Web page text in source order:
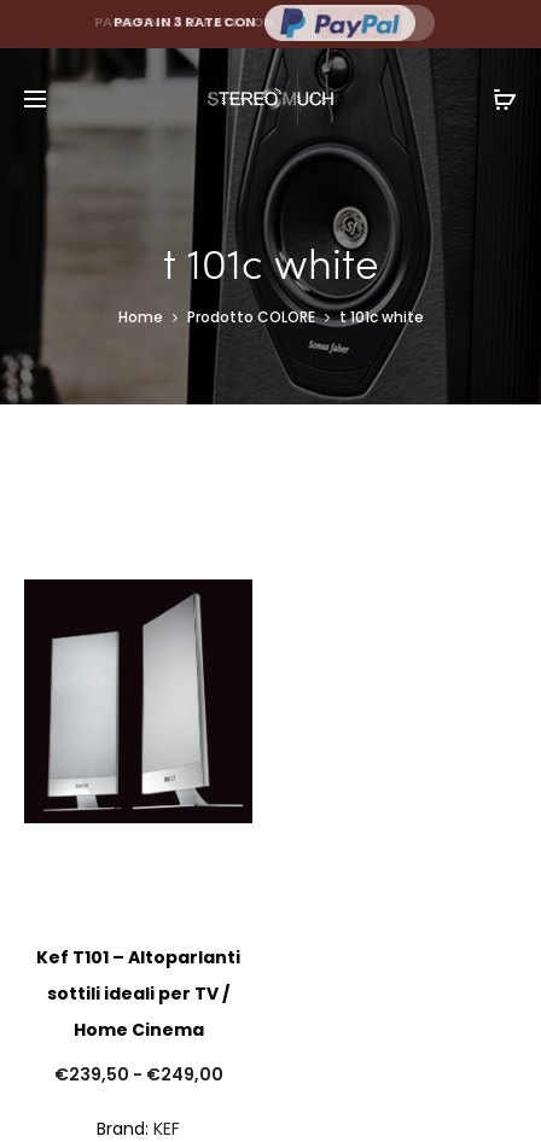
PAGA FINO A 10 RATE CON
PAGA IN 3 RATE CON
t 101c white
Home Prodotto COLORE t 101c white
Kef T101 – Altoparlanti
sottili ideali per TV /
Home Cinema
€239,50 - €249,00Fascia
Brand: KEF